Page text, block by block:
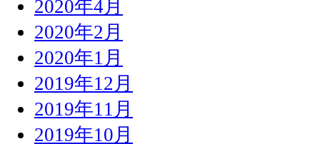
2020年4月
2020年2月
2020年1月
2019年12月
2019年11月
2019年10月